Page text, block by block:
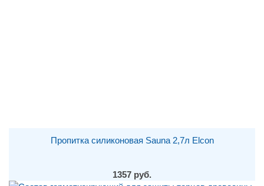
Пропитка силиконовая Sauna 2,7л Elcon
1357 руб.